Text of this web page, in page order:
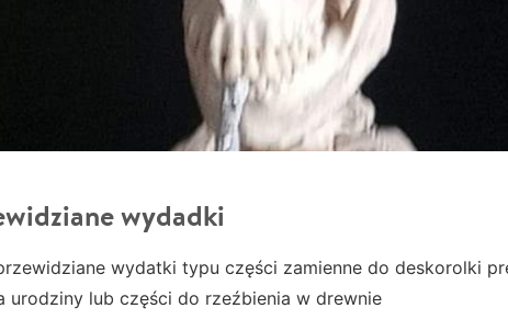
wydadki
wydatki typu części zamienne do deskorolki
urodziny lub części do rzeźbienia w drewnie